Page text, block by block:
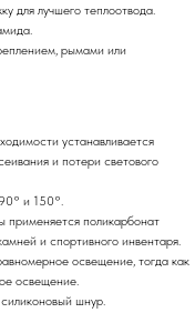
для лучшего теплоотвода.
рымами или
устанавливается
и потери светового
и 150°.
применяется поликарбонат
и спортивного инвентаря.
освещение, тогда как
освещение.
шнур.